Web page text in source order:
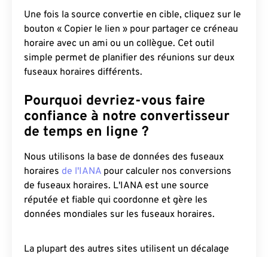
Une fois la source convertie en cible, cliquez sur le
bouton « Copier le lien » pour partager ce créneau
horaire avec un ami ou un collègue. Cet outil
simple permet de planifier des réunions sur deux
fuseaux horaires différents.
Pourquoi devriez-vous faire
confiance à notre convertisseur
de temps en ligne ?
Nous utilisons la base de données des fuseaux
horaires de l'IANA pour calculer nos conversions
de fuseaux horaires. L'IANA est une source
réputée et fiable qui coordonne et gère les
données mondiales sur les fuseaux horaires.
La plupart des autres sites utilisent un décalage